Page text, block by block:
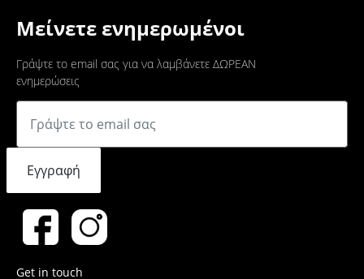
Μείνετε ενημερωμένοι
Γράψτε το email σας για να λαμβάνετε ΔΩΡΕΑΝ
ενημερώσεις
Εγγραφή
Get in touch